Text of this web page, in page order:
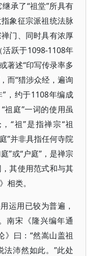
承了“祖堂”所具有
象征宗派祖统法脉
门、同时具有浓厚
跃于1098-1108年
著述“印写传录率多
而“猎涉众经，遍询
，约于1108年编成
祖庭”一词的使用虽
“祖”是指禅宗“祖
”并非具指任何寺院
”或“户庭”，是禅宗
其使用范式和与其
相类。
运用已较为普遍，
南宋《隆兴编年通
》曰：“然嵩山盖祖
沛然如此。”此处